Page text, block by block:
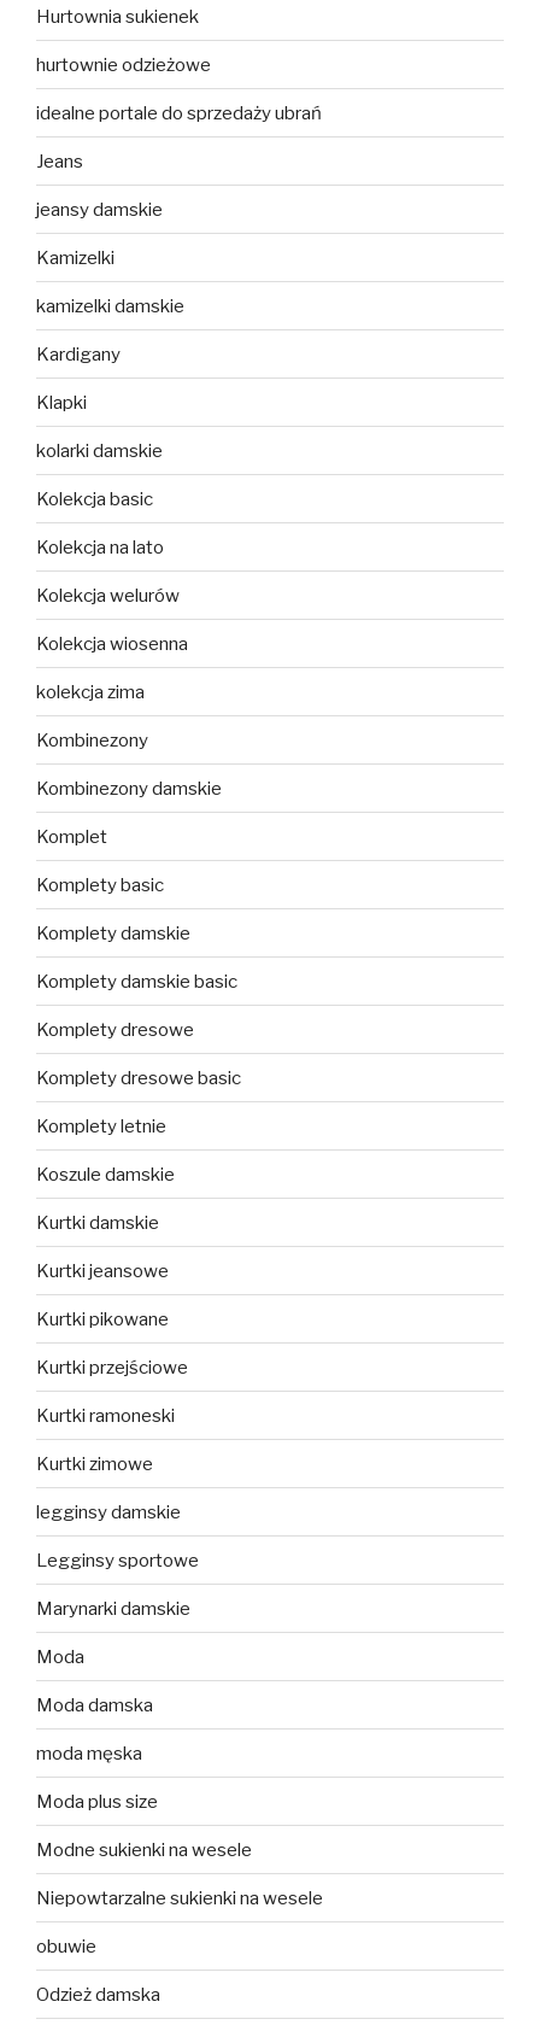
Hurtownia sukienek
hurtownie odzieżowe
idealne portale do sprzedaży ubrań
Jeans
jeansy damskie
Kamizelki
kamizelki damskie
Kardigany
Klapki
kolarki damskie
Kolekcja basic
Kolekcja na lato
Kolekcja welurów
Kolekcja wiosenna
kolekcja zima
Kombinezony
Kombinezony damskie
Komplet
Komplety basic
Komplety damskie
Komplety damskie basic
Komplety dresowe
Komplety dresowe basic
Komplety letnie
Koszule damskie
Kurtki damskie
Kurtki jeansowe
Kurtki pikowane
Kurtki przejściowe
Kurtki ramoneski
Kurtki zimowe
legginsy damskie
Legginsy sportowe
Marynarki damskie
Moda
Moda damska
moda męska
Moda plus size
Modne sukienki na wesele
Niepowtarzalne sukienki na wesele
obuwie
Odzież damska